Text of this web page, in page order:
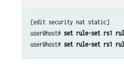
[edit security nat static]
user@host# set rule-set rs1
user@host# set rule-set rs1